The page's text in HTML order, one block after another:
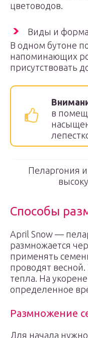
цветоводов.
Виды и
В одном бутоне
напоминающих
присутствовать
в
Пеларгония
Способы
April Snow —
размножается
применять
проводят
тепла. На
определенное
Размножение
Для начала